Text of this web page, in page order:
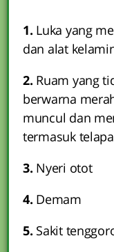
1. Luka yang
dan alat
2. Ruam yang
berwarna
muncul dan
termasuk
3. Nyeri otot
4. Demam
5. Sakit